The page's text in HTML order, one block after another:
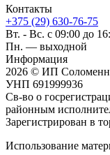
Контакты
+375 (29) 630-76-75
Вт. - Вс. с 09:00 до
Пн. — выходной
Информация
2026 © ИП
УНП 691999936
Св-во о
районным
Зарегистрирован в
Использование